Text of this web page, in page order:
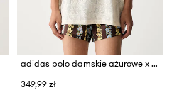
adidas polo damskie ażurowe x Farm Rio
349,99 zł